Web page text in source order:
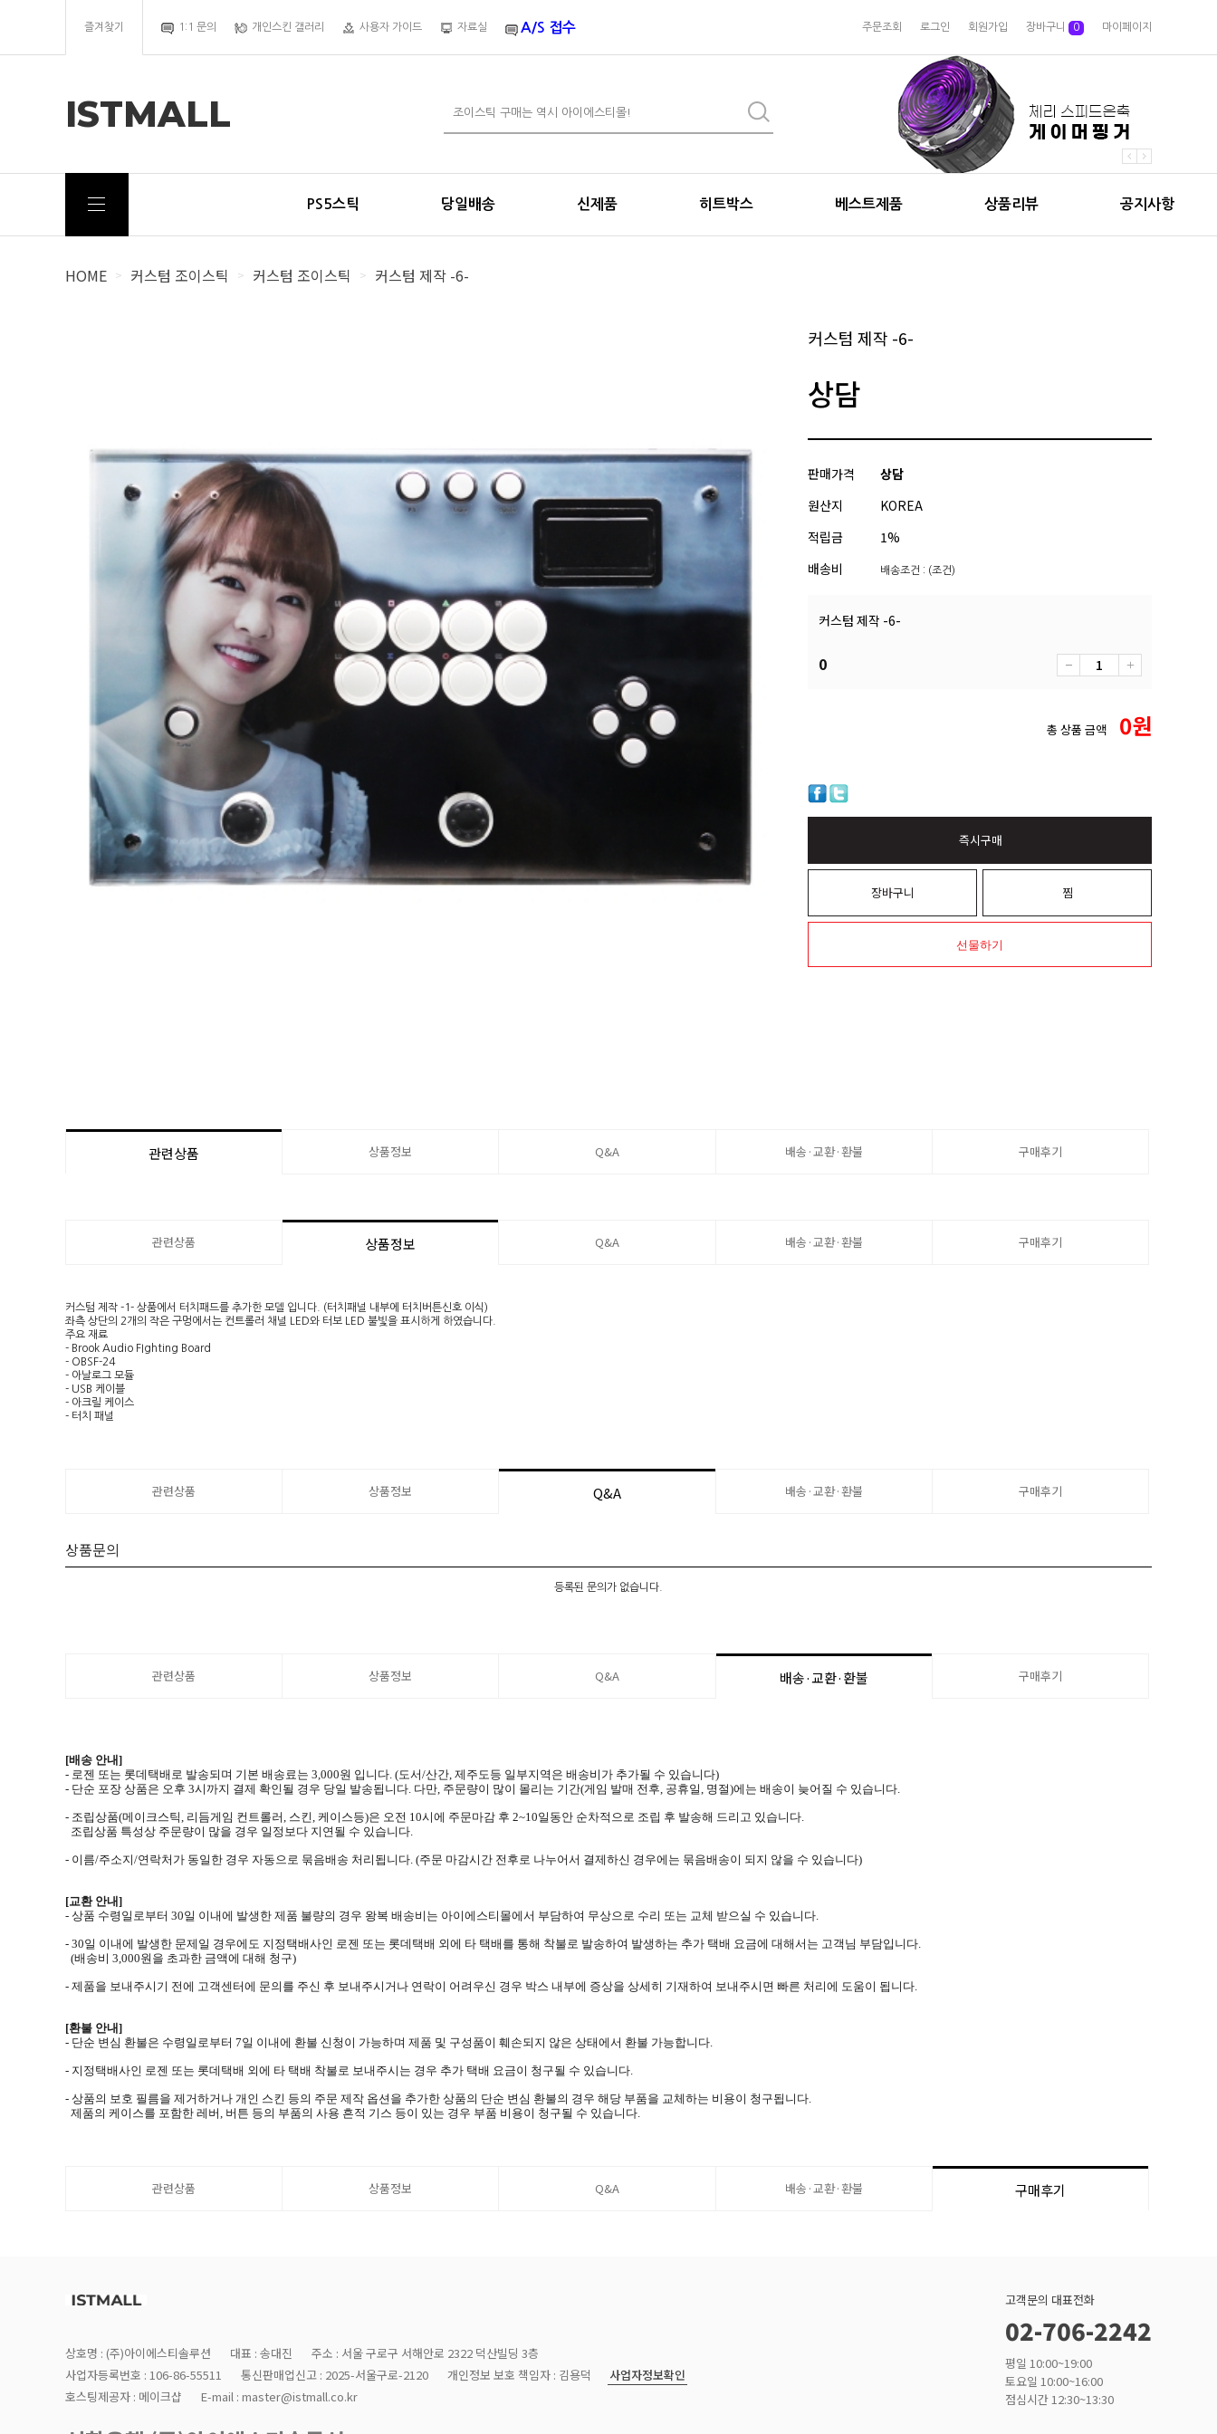
즐겨찾기 1:1 문의 개인스킨 갤러리 사용자 가이드 자료실 A/S 접수 주문조회 로그인 회원가입 장바구니 0 마이페이지
ISTMALL
PS5스틱 당일배송 신제품 히트박스 베스트제품 상품리뷰 공지사항
HOME > 커스텀 조이스틱 > 커스텀 조이스틱 > 커스텀 제작 -6-
커스텀 제작 -6-
상담
판매가격
상담
원산지
KOREA
적립금
1%
배송비
배송조건 : (조건)
커스텀 제작 -6-
0
총 상품 금액 0원
즉시구매
장바구니 찜
선물하기
관련상품 상품정보 Q&A 배송·교환·환불 구매후기
관련상품 상품정보 Q&A 배송·교환·환불 구매후기
커스텀 제작 -1- 상품에서 터치패드를 추가한 모델 입니다. (터치패널 내부에 터치버튼신호 이식)
좌측 상단의 2개의 작은 구멍에서는 컨트롤러 채널 LED와 터보 LED 불빛을 표시하게 하였습니다.
주요 재료
- Brook Audio FIghting Board
- OBSF-24
- 아날로그 모듈
- USB 케이블
- 아크릴 케이스
- 터치 패널
관련상품 상품정보 Q&A 배송·교환·환불 구매후기
상품문의
등록된 문의가 없습니다.
관련상품 상품정보 Q&A 배송·교환·환불 구매후기
[배송 안내]
- 로젠 또는 롯데택배로 발송되며 기본 배송료는 3,000원 입니다. (도서/산간, 제주도등 일부지역은 배송비가 추가될 수 있습니다)
- 단순 포장 상품은 오후 3시까지 결제 확인될 경우 당일 발송됩니다. 다만, 주문량이 많이 몰리는 기간(게임 발매 전후, 공휴일, 명절)에는 배송이 늦어질 수 있습니다.
- 조립상품(메이크스틱, 리듬게임 컨트롤러, 스킨, 케이스등)은 오전 10시에 주문마감 후 2~10일동안 순차적으로 조립 후 발송해 드리고 있습니다.
조립상품 특성상 주문량이 많을 경우 일정보다 지연될 수 있습니다.
- 이름/주소지/연락처가 동일한 경우 자동으로 묶음배송 처리됩니다. (주문 마감시간 전후로 나누어서 결제하신 경우에는 묶음배송이 되지 않을 수 있습니다)
[교환 안내]
- 상품 수령일로부터 30일 이내에 발생한 제품 불량의 경우 왕복 배송비는 아이에스티몰에서 부담하여 무상으로 수리 또는 교체 받으실 수 있습니다.
- 30일 이내에 발생한 문제일 경우에도 지정택배사인 로젠 또는 롯데택배 외에 타 택배를 통해 착불로 발송하여 발생하는 추가 택배 요금에 대해서는 고객님 부담입니다.
(배송비 3,000원을 초과한 금액에 대해 청구)
- 제품을 보내주시기 전에 고객센터에 문의를 주신 후 보내주시거나 연락이 어려우신 경우 박스 내부에 증상을 상세히 기재하여 보내주시면 빠른 처리에 도움이 됩니다.
[환불 안내]
- 단순 변심 환불은 수령일로부터 7일 이내에 환불 신청이 가능하며 제품 및 구성품이 훼손되지 않은 상태에서 환불 가능합니다.
- 지정택배사인 로젠 또는 롯데택배 외에 타 택배 착불로 보내주시는 경우 추가 택배 요금이 청구될 수 있습니다.
- 상품의 보호 필름을 제거하거나 개인 스킨 등의 주문 제작 옵션을 추가한 상품의 단순 변심 환불의 경우 해당 부품을 교체하는 비용이 청구됩니다.
제품의 케이스를 포함한 레버, 버튼 등의 부품의 사용 흔적 기스 등이 있는 경우 부품 비용이 청구될 수 있습니다.
관련상품 상품정보 Q&A 배송·교환·환불 구매후기
상호명 : (주)아이에스티솔루션 대표 : 송대진
주소 : 서울 구로구 서해안로 2322 덕산빌딩 3층
사업자등록번호 : 106-86-55511
통신판매업신고 : 2025-서울구로-2120 개인정보 보호 책임자 : 김용덕
사업자정보확인
호스팅제공자 : 메이크샵
E-mail : master@istmall.co.kr
고객문의 대표전화
02-706-2242
평일 10:00~19:00
토요일 10:00~16:00
점심시간 12:30~13:30